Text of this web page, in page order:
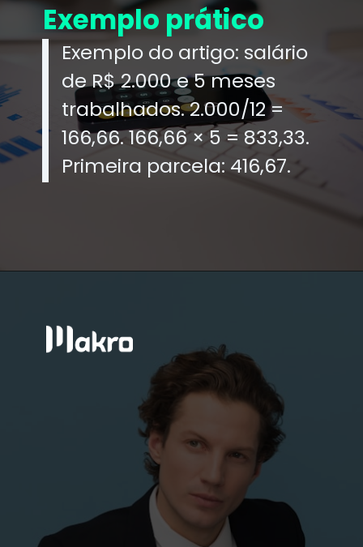
Exemplo prático
Exemplo do artigo: salário
de R$ 2.000 e 5 meses
trabalhados. 2.000/12 =
166,66. 166,66 × 5 = 833,33.
Primeira parcela: 416,67.